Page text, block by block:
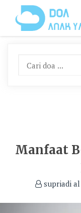
Content
Manfaat
supriadi